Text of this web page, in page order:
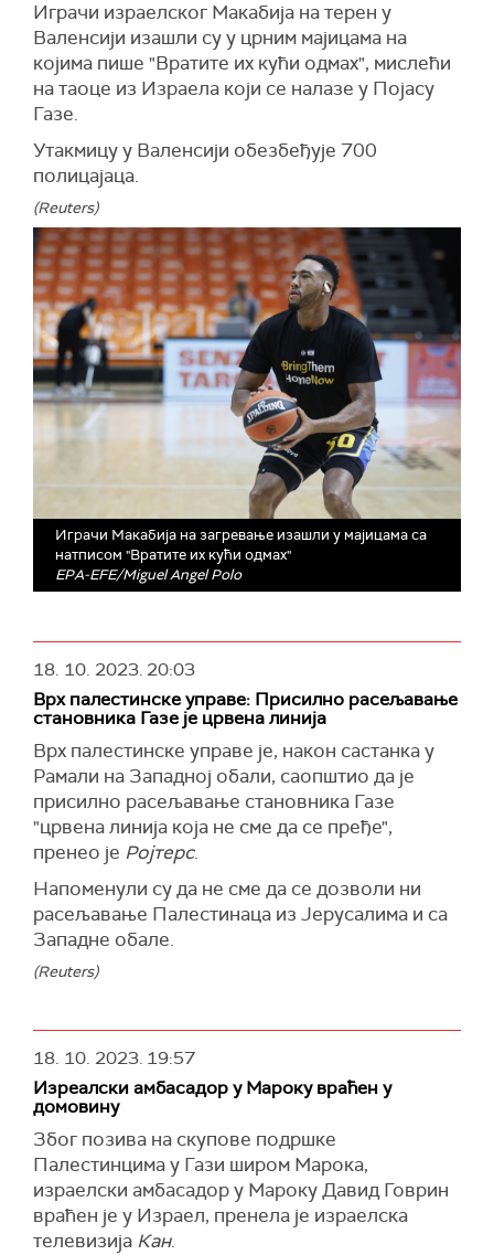
на сајту америчке мисије при УН.
Томас-Гринфилдова је истакла да је Америка
присутна на терену где обавља тежак
дипломатски посао.
текстом направи помак напред, верујемо да
треба да дозволимо да се та дипломатија
одигра, посебно сада када су генерални
секретар УН Антонио Гутерес, председник
САД Џозеф Бајден, амерички државни
секретар Ентони Блинкен и регионални
актери ангажовани у интензивном дијалогу о
питањима о којима смо данас разговарали",
рекла је Томас-Гринфилдова.
(Танјуг)
Играчи израелског Макабија на терен у
Валенсији изашли су у црним мајицама на
којима пише "Вратите их кући одмах", мислећи
на таоце из Израела који се налазе у Појасу
Газе.
Утакмицу у Валенсији обезбеђује 700
полицајаца.
(Reuters)
Играчи Макабија на загревање изашли у мајицама са
натписом "Вратите их кући одмах"
EPA-EFE/Miguel Angel Polo
18. 10. 2023.20:03
Врх палестинске управе: Присилно расељавање
становника Газе је црвена линија
Врх палестинске управе је, након састанка у
Рамали на Западној обали, саопштио да је
присилно расељавање становника Газе
"црвена линија која не сме да се пређе",
пренео је Ројтерс.
Напоменули су да не сме да се дозволи ни
расељавање Палестинаца из Јерусалима и са
Западне обале.
(Reuters)
18. 10. 2023. 19:57
Изреалски амбасадор у Мароку враћен у
домовину
Због позива на скупове подршке
Палестинцима у Гази широм Марока,
израелски амбасадор у Мароку Давид Говрин
враћен је у Израел, пренела је израелска
телевизија Кан.